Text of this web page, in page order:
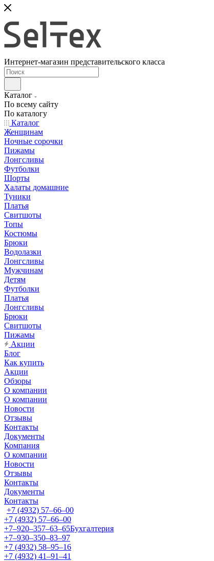
Интернет-магазин представительского класса
Каталог
По всему сайту
По каталогу
Каталог
Женщинам
Ночные сорочки
Пижамы
Лонгсливы
Футболки
Шорты
Халаты домашние
Туники
Платья
Свитшоты
Топы
Костюмы
Брюки
Водолазки
Лонгсливы
Мужчинам
Детям
Футболки
Платья
Лонгсливы
Брюки
Свитшоты
Пижамы
Акции
Блог
Как купить
Акции
Обзоры
О компании
О компании
Новости
Отзывы
Контакты
Документы
Компания
О компании
Новости
Отзывы
Контакты
Документы
Контакты
+7 (4932) 57‒66‒00
+7 (4932) 57‒66‒00
+7‒920‒357‒63‒65Бухгалтерия
+7‒930‒350‒83‒97
+7 (4932) 58‒95‒16
+7 (4932) 41‒91‒41